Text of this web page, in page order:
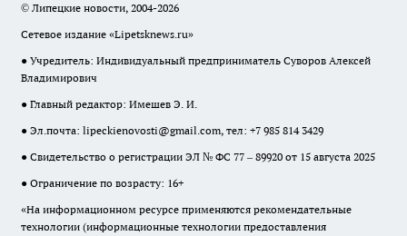
© Липецкие новости, 2004-2026
Сетевое издание «Lipetsknews.ru»
● Учредитель: Индивидуальный предприниматель Суворов Алексей
Владимирович
● Главный редактор: Имешев Э. И.
● Эл.почта: lipeckienovosti@gmail.com, тел: +7 985 814 3429
● Свидетельство о регистрации ЭЛ № ФС 77 – 89920 от 15 августа 2025
● Ограничение по возрасту: 16+
«На информационном ресурсе применяются рекомендательные
технологии (информационные технологии предоставления